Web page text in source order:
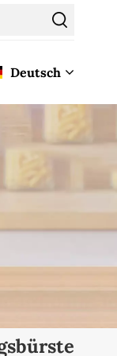
Deutsch
English
Français